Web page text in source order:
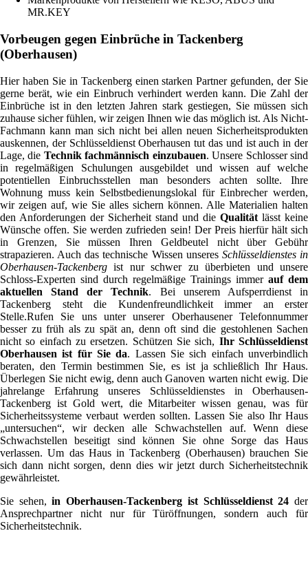
MR.KEY
Vorbeugen gegen Einbrüche in Tackenberg
(Oberhausen)
Hier haben Sie in Tackenberg einen starken Partner gefunden, der Sie
gerne berät, wie ein Einbruch verhindert werden kann. Die Zahl der
Einbrüche ist in den letzten Jahren stark gestiegen, Sie müssen sich
zuhause sicher fühlen, wir zeigen Ihnen wie das möglich ist. Als Nicht-
Fachmann kann man sich nicht bei allen neuen Sicherheitsprodukten
auskennen, der Schlüsseldienst Oberhausen tut das und ist auch in der
Lage, die Technik fachmännisch einzubauen. Unsere Schlosser sind
in regelmäßigen Schulungen ausgebildet und wissen auf welche
potentiellen Einbruchsstellen man besonders achten sollte. Ihre
Wohnung muss kein Selbstbedienungslokal für Einbrecher werden,
wir zeigen auf, wie Sie alles sichern können. Alle Materialien halten
den Anforderungen der Sicherheit stand und die Qualität lässt keine
Wünsche offen. Sie werden zufrieden sein! Der Preis hierfür hält sich
in Grenzen, Sie müssen Ihren Geldbeutel nicht über Gebühr
strapazieren. Auch das technische Wissen unseres Schlüsseldienstes in
Oberhausen-Tackenberg ist nur schwer zu überbieten und unsere
Schloss-Experten sind durch regelmäßige Trainings immer auf dem
aktuellen Stand der Technik. Bei unserem Aufsperrdienst in
Tackenberg steht die Kundenfreundlichkeit immer an erster
Stelle.Rufen Sie uns unter unserer Oberhausener Telefonnummer
besser zu früh als zu spät an, denn oft sind die gestohlenen Sachen
nicht so einfach zu ersetzen. Schützen Sie sich, Ihr Schlüsseldienst
Oberhausen ist für Sie da. Lassen Sie sich einfach unverbindlich
beraten, den Termin bestimmen Sie, es ist ja schließlich Ihr Haus.
Überlegen Sie nicht ewig, denn auch Ganoven warten nicht ewig. Die
jahrelange Erfahrung unseres Schlüsseldienstes in Oberhausen-
Tackenberg ist Gold wert, die Mitarbeiter wissen genau, was für
Sicherheitssysteme verbaut werden sollten. Lassen Sie also Ihr Haus
„untersuchen“, wir decken alle Schwachstellen auf. Wenn diese
Schwachstellen beseitigt sind können Sie ohne Sorge das Haus
verlassen. Um das Haus in Tackenberg (Oberhausen) brauchen Sie
sich dann nicht sorgen, denn dies wir jetzt durch Sicherheitstechnik
gewährleistet.
Sie sehen,in Oberhausen-Tackenberg ist Schlüsseldienst 24 der
Ansprechpartner nicht nur für Türöffnungen, sondern auch für
Sicherheitstechnik.